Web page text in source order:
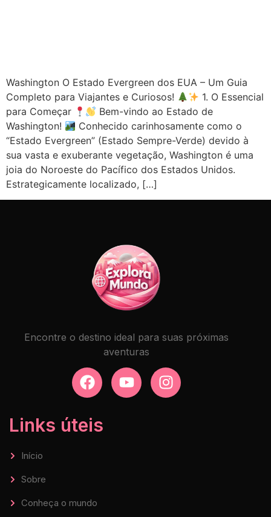
Washington O Estado Evergreen dos EUA – Um Guia
Completo para Viajantes e Curiosos!
1. O Essencial
para Começar
Bem-vindo ao Estado de
Washington!
Conhecido carinhosamente como o
“Estado Evergreen” (Estado Sempre-Verde) devido à
sua vasta e exuberante vegetação, Washington é uma
joia do Noroeste do Pacífico dos Estados Unidos.
Estrategicamente localizado, […]
Encontre o destino ideal para suas próximas
aventuras
Links úteis
Início
Sobre
Conheça o mundo